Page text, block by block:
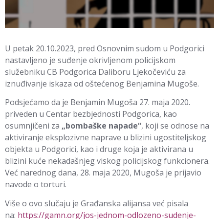
U petak 20.10.2023, pred Osnovnim sudom u Podgorici
nastavljeno je suđenje okrivljenom policijskom
služebniku CB Podgorica Daliboru Ljekočeviću za
iznuđivanje iskaza od oštećenog Benjamina Mugoše.
Podsjećamo da je Benjamin Mugoša 27. maja 2020.
priveden u Centar bezbjednosti Podgorica, kao
osumnjičeni za „bombaške napade“, koji se odnose na
aktiviranje eksplozivne naprave u blizini ugostiteljskog
objekta u Podgorici, kao i druge koja je aktivirana u
blizini kuće nekadašnjeg viskog policijskog funkcionera.
Već narednog dana, 28. maja 2020, Mugoša je prijavio
navode o torturi.
Više o ovo slučaju je Građanska alijansa već pisala
na: https://gamn.org/jos-jednom-odlozeno-sudenje-